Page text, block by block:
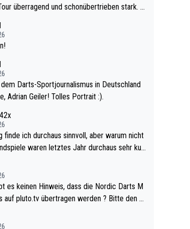
überragend und schonübertrieben stark. U
- ist ja n
Darts-Sportjournalismus in Deutschland
Adrian Geiler! Tolles Portrait :).
finde ich durchaus sinnvoll, aber warum nicht
die automatische Qualifikation des Weltm
für nächste
Turniere spielen. Dies war bei Archie Self l
auf pluto.tv übertragen werden ? Bitte den A